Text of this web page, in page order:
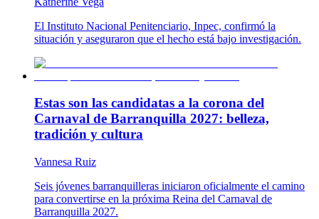
El Instituto Nacional Penitenciario, Inpec, confirmó la
situación y aseguraron que el hecho está bajo investigación.
Estas son las candidatas a la corona del
Carnaval de Barranquilla 2027: belleza,
tradición y cultura
Vannesa Ruiz
Seis jóvenes barranquilleras iniciaron oficialmente el camino
para convertirse en la próxima Reina del Carnaval de
Barranquilla 2027.